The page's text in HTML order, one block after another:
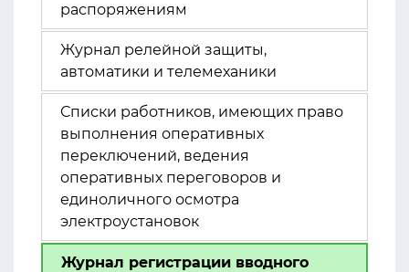
распоряжениям
Журнал релейной защиты,
автоматики и телемеханики
Списки работников, имеющих право
выполнения оперативных
переключений, ведения
оперативных переговоров и
единоличного осмотра
электроустановок
Журнал регистрации вводного